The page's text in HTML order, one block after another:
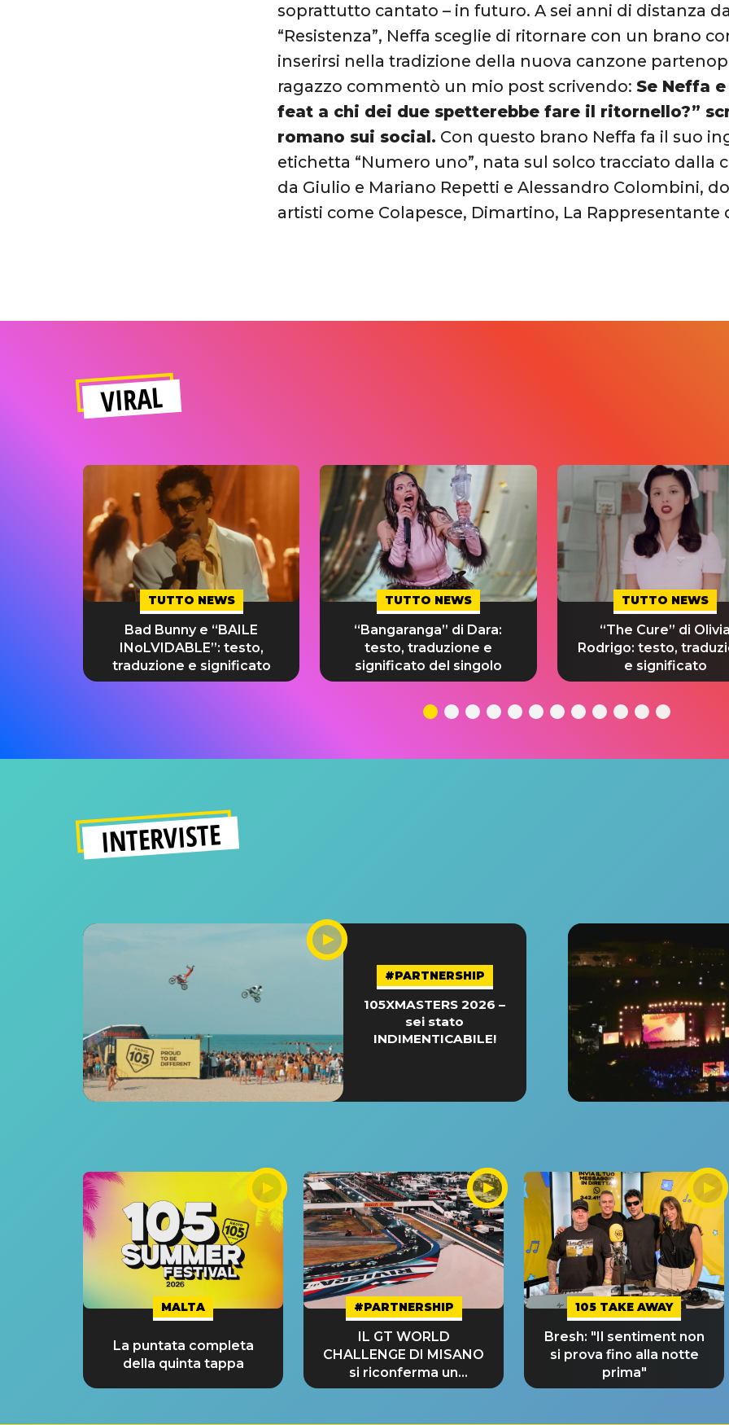
soprattutto cantato – in futuro. A sei anni di distanza
“Resistenza”, Neffa sceglie di ritornare con un brano
inserirsi nella tradizione della nuova canzone
ragazzo commentò un mio post scrivendo: Se Neffa
feat a chi dei due spetterebbe fare il ritornello?”
romano sui social. Con questo brano Neffa fa il suo
etichetta “Numero uno”, nata sul solco tracciato dalla
da Giulio e Mariano Repetti e Alessandro Colombini,
artisti come Colapesce, Dimartino, La Rappresentante
VIRAL
TUTTO NEWS
Bad Bunny e “BAILE
INoLVIDABLE”: testo,
traduzione e significato
TUTTO NEWS
“Bangaranga” di Dara:
testo, traduzione e
significato del singolo
TUTTO NEWS
“The Cure” di Olivia
Rodrigo: testo,
e significato
INTERVISTE
#PARTNERSHIP
105XMASTERS 2026 –
sei stato
INDIMENTICABILE!
MALTA
La puntata completa
della quinta tappa
#PARTNERSHIP
IL GT WORLD
CHALLENGE DI MISANO
si riconferma un
GRANDE SUCCESSO!
105 TAKE AWAY
Bresh: "Il sentiment non
si prova fino alla notte
prima"